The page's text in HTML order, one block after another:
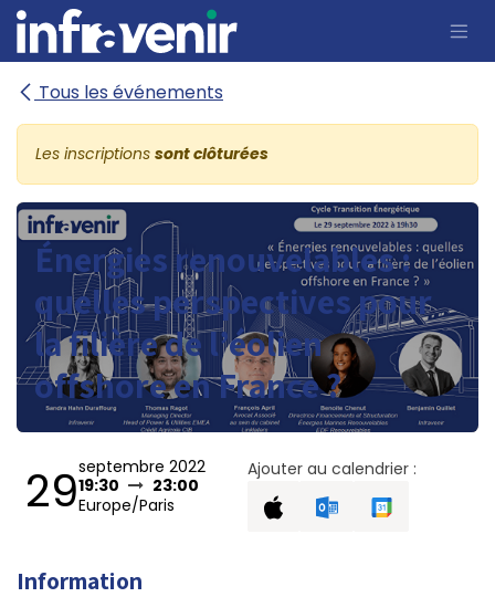
Se rendre au contenu
Tous les événements
Les inscriptions sont clôturées
Énergies renouvelables :
quelles perspectives pour
la filière de l’éolien
offshore en France ?
29septembre 2022
19:30
23:00
Europe/Paris
Ajouter au calendrier :
Information